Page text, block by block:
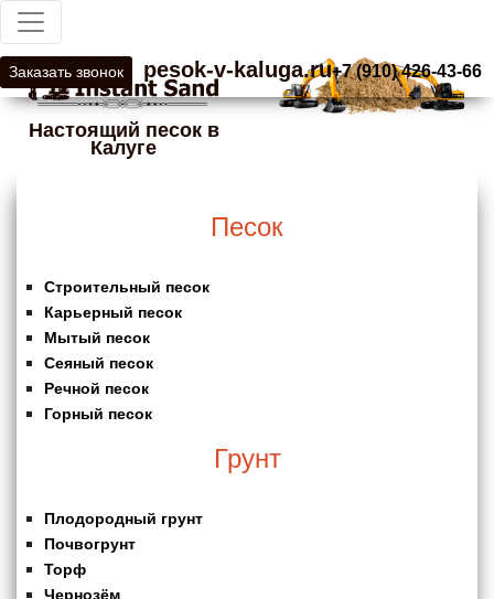
Настоящий песок в
Калуге
Заказать звонок pesok-v-kaluga.ru+7 (910) 426-43-66
Песок
Строительный песок
Карьерный песок
Мытый песок
Сеяный песок
Речной песок
Горный песок
Грунт
Плодородный грунт
Почвогрунт
Торф
Чернозём